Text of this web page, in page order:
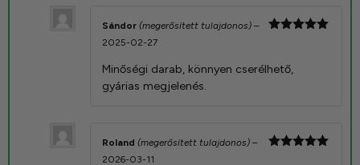
Sándor (megerősített tulajdonos) –
2025-02-27
Minőségi darab, könnyen cserélhető,
gyárias megjelenés.
Roland (megerősített tulajdonos) –
2026-03-11